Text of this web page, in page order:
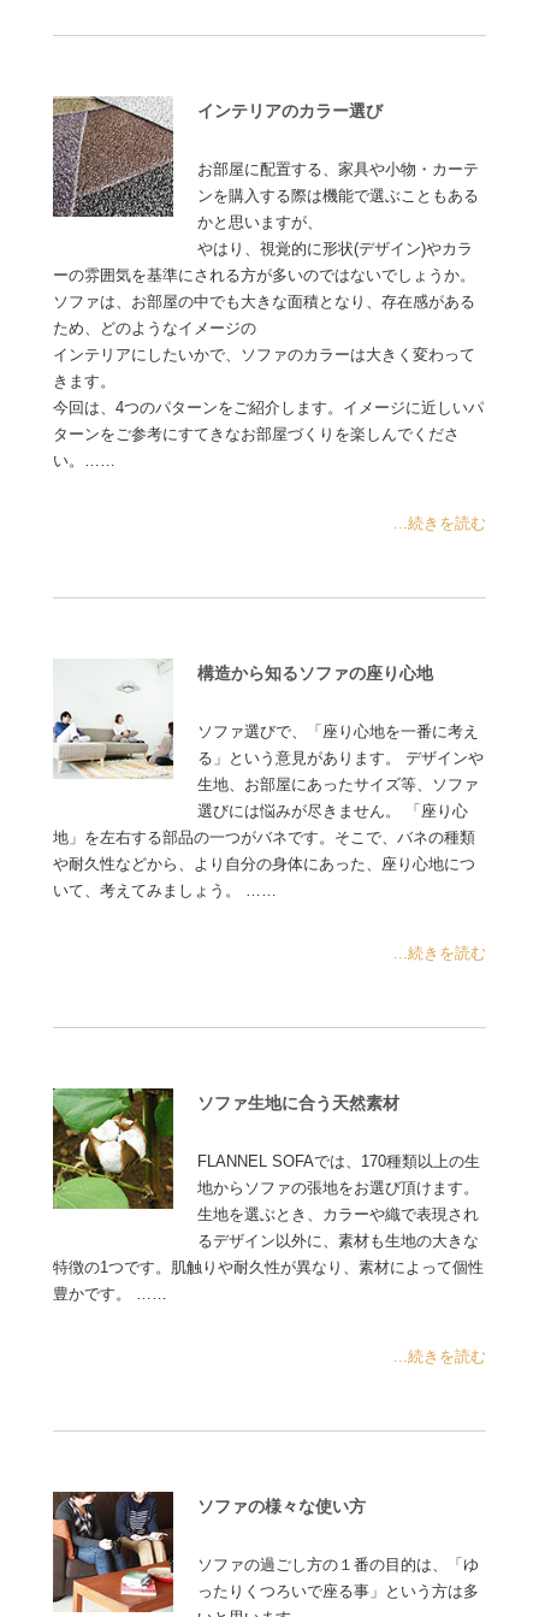
インテリアのカラー選び
お部屋に配置する、家具や小物・カーテ
ンを購入する際は機能で選ぶこともある
かと思いますが、
やはり、視覚的に形状(デザイン)やカラ
ーの雰囲気を基準にされる方が多いのではないでしょうか。
ソファは、お部屋の中でも大きな面積となり、存在感がある
ため、どのようなイメージの
インテリアにしたいかで、ソファのカラーは大きく変わって
きます。
今回は、4つのパターンをご紹介します。イメージに近しいパ
ターンをご参考にすてきなお部屋づくりを楽しんでくださ
い。……
...続きを読む
構造から知るソファの座り心地
ソファ選びで、「座り心地を一番に考え
る」という意見があります。 デザインや
生地、お部屋にあったサイズ等、ソファ
選びには悩みが尽きません。 「座り心
地」を左右する部品の一つがバネです。そこで、バネの種類
や耐久性などから、より自分の身体にあった、座り心地につ
いて、考えてみましょう。 ……
...続きを読む
ソファ生地に合う天然素材
FLANNEL SOFAでは、170種類以上の生
地からソファの張地をお選び頂けます。
生地を選ぶとき、カラーや織で表現され
るデザイン以外に、素材も生地の大きな
特徴の1つです。肌触りや耐久性が異なり、素材によって個性
豊かです。 ……
...続きを読む
ソファの様々な使い方
ソファの過ごし方の１番の目的は、「ゆ
ったりくつろいで座る事」という方は多